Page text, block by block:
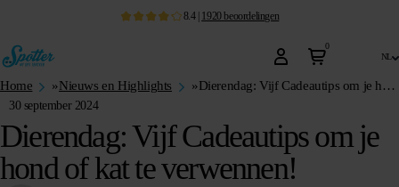
8.4| 1920beoordelingen
0
nl
Home »Nieuws en Highlights » Dierendag: Vijf Cadeautips om je hond of kat te verwennen!
30 september 2024
Dierendag: Vijf Cadeautips om je
hond of kat te verwennen!